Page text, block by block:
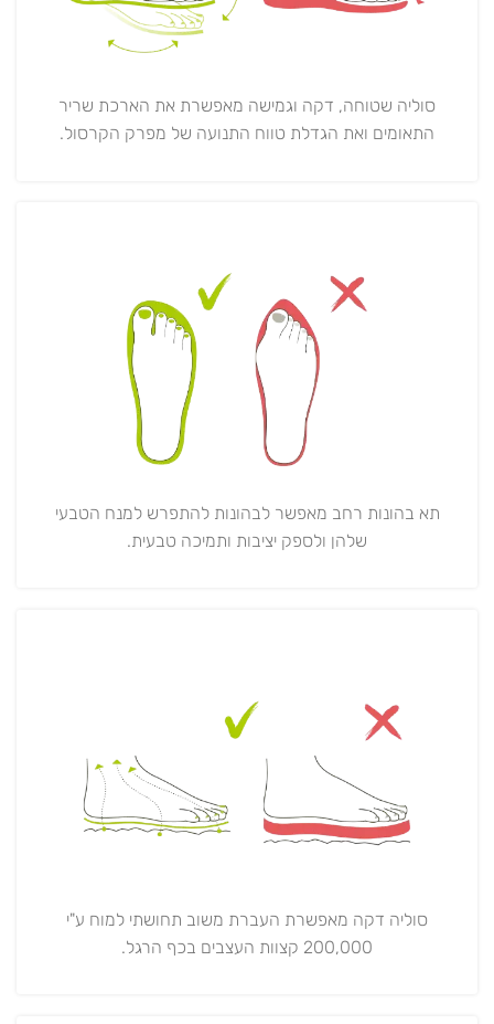
סוליה שטוחה, דקה וגמישה מאפשרת את הארכת שריר
התאומים ואת הגדלת טווח התנועה של מפרק הקרסול.
תא בהונות רחב מאפשר לבהונות להתפרש למנח הטבעי
שלהן ולספק יציבות ותמיכה טבעית.
סוליה דקה מאפשרת העברת משוב תחושתי למוח ע"י
200,000 קצוות העצבים בכף הרגל.